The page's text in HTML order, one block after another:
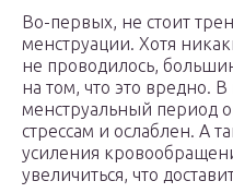
Во-первых, не стоит
менструации. Хотя
не проводилось,
на том, что это вредно.
менструальный период
стрессам и ослаблен. А
усиления
увеличиться, что